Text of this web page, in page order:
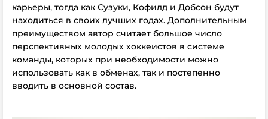
карьеры, тогда как Сузуки, Кофилд и Добсон будут
находиться в своих лучших годах. Дополнительным
преимуществом автор считает большое число
перспективных молодых хоккеистов в системе
команды, которых при необходимости можно
использовать как в обменах, так и постепенно
вводить в основной состав.